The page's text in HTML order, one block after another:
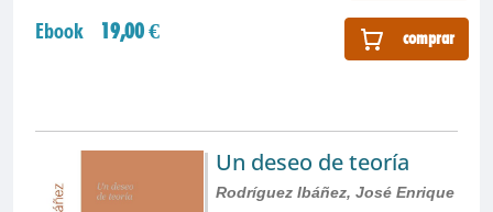
Ebook 19,00 € comprar
Un deseo de teoría
Rodríguez Ibáñez, José Enrique